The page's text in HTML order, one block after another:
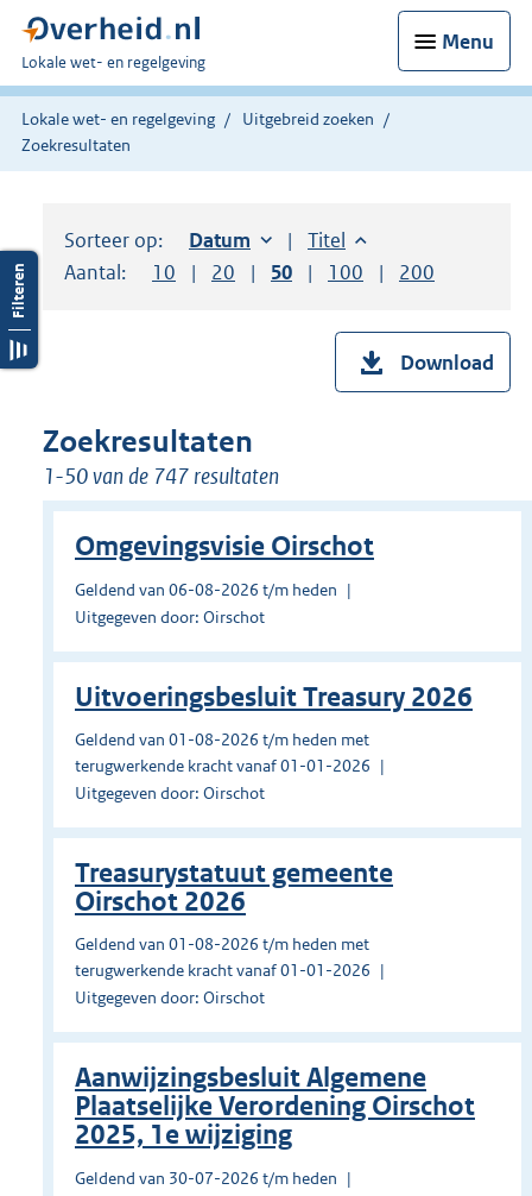
Menu
U
bent
hier:
Lokale wet- en regelgeving
Lokale wet- en regelgeving
Uitgebreid zoeken
Zoekresultaten
Sorteer op: Sorteer op:
Datum oplopendSorteer op:
Titel oplopend
Aantal:
Toon
10 resultaten per pagina
Toon
20 resultaten per pagina
Toon
50 resultaten per pagina
Toon
100 resultaten per
Toon
200
Download
Zoekresultaten
1-50 van de 747 resultaten
Omgevingsvisie Oirschot
Geldend van 06-08-2026 t/m heden
Uitgegeven door: Oirschot
Uitvoeringsbesluit Treasury 2026
Geldend van 01-08-2026 t/m heden met
terugwerkende kracht vanaf 01-01-2026
Uitgegeven door: Oirschot
Treasurystatuut gemeente
Oirschot 2026
Geldend van 01-08-2026 t/m heden met
terugwerkende kracht vanaf 01-01-2026
Uitgegeven door: Oirschot
Aanwijzingsbesluit Algemene
Plaatselijke Verordening Oirschot
2025, 1e wijziging
Geldend van 30-07-2026 t/m heden